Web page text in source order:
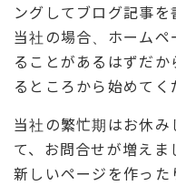
ングしてブログ記事を
当社の場合、ホーム
ることがあるはずだ
るところから始めてく
当社の繁忙期はお休
て、お問合せが増えま
新しいページを作った